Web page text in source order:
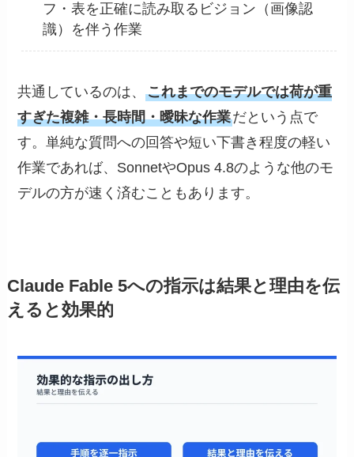
フ・表を正確に読み取るビジョン（画像認
識）を伴う作業
共通しているのは、これまでのモデルでは荷が重
すぎた複雑・長時間・曖昧な作業だという点で
す。単純な質問への回答や短い下書き程度の軽い
作業であれば、SonnetやOpus 4.8のような他のモ
デルの方が速く済むこともあります。
Claude Fable 5への指示は結果と理由を伝
えると効果的